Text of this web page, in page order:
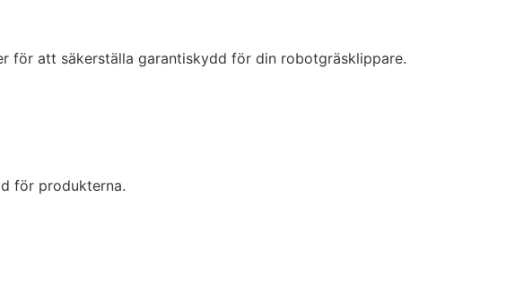
för att säkerställa garantiskydd för din robotgräsklippare.
för produkterna.